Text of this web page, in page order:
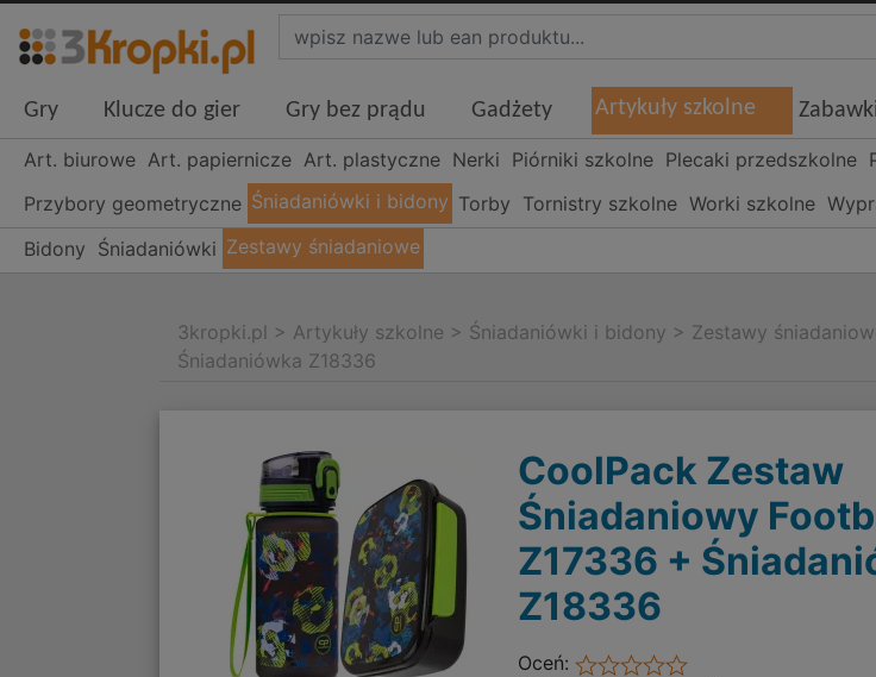
Gry Klucze do gier Gry bez prądu Gadżety Artykuły szkolne Zabawki
Art. biurowe Art. papiernicze Art. plastyczne Nerki Piórniki szkolne Plecaki przedszkolne
Przybory geometryczne Śniadaniówki i bidony Torby Tornistry szkolne Worki szkolne
Bidony Śniadaniówki Zestawy śniadaniowe
3kropki.pl > Artykuły szkolne > Śniadaniówki i bidony > Zestawy
Śniadaniówka Z18336
CoolPack Zestaw
Śniadaniowy
Z17336 +
Z18336
Oceń: